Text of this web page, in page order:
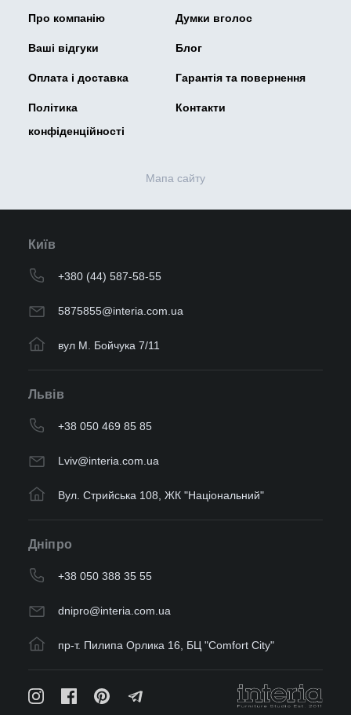
Про компанію Думки вголос
Ваші відгуки Блог
Оплата і доставка Гарантія та повернення
Політика
конфіденційності
Контакти
Мапа сайту
Київ
+380 (44) 587-58-55
5875855@interia.com.ua
вул М. Бойчука 7/11
Львів
+38 050 469 85 85
Lviv@interia.com.ua
Вул. Стрийська 108, ЖК "Національний"
Дніпро
+38 050 388 35 55
dnipro@interia.com.ua
пр-т. Пилипа Орлика 16, БЦ "Comfort City"